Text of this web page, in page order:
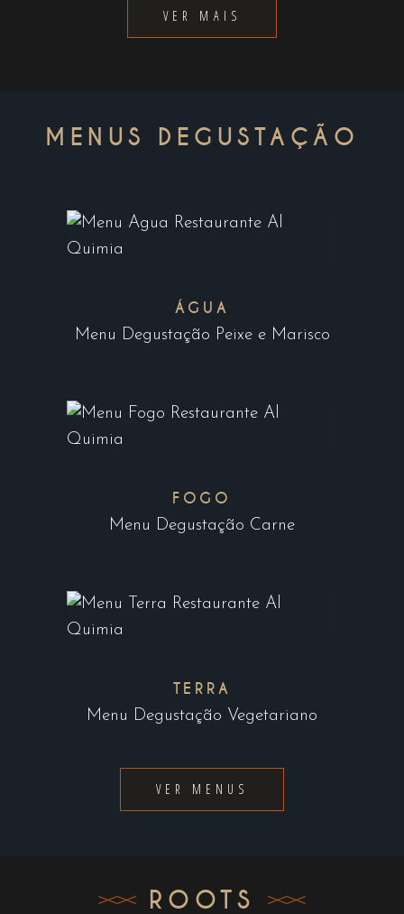
VER MAIS
MENUS DEGUSTAÇÃO
ÁGUA
Menu Degustação Peixe e Marisco
FOGO
Menu Degustação Carne
TERRA
Menu Degustação Vegetariano
VER MENUS
ROOTS